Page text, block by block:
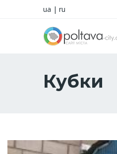
ua | ru
Кубки